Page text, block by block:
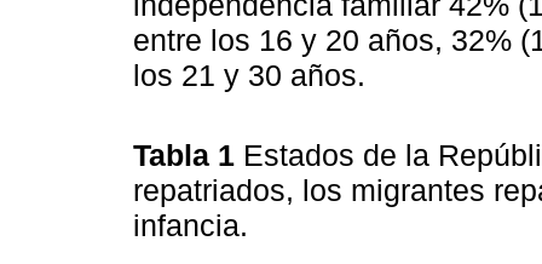
entre los 16 y 20 años, 32%
los 21 y 30 años.
Tabla 1 Estados de la
repatriados, los migrantes
infancia.